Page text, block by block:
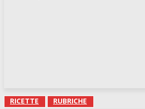
RICETTE RUBRICHE